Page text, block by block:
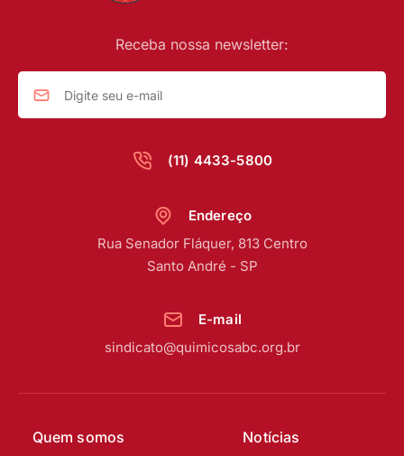
(11) 4433-5800
Receba nossa newsletter:
Quem somos
Notícias
Endereço
Rua Senador Fláquer, 813 Centro
Santo André - SP
E-mail
sindicato@quimicosabc.org.br